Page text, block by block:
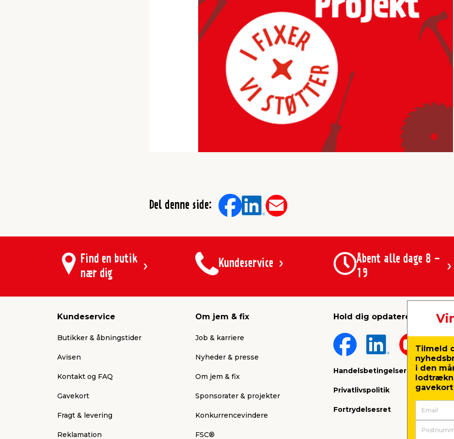
Del denne side:
Find en butik
nær dig
Kundeservice
Åbent alle dage 8 -
19
Kundeservice
Butikker & åbningstider
Avisen
Kontakt og FAQ
Gavekort
Fragt & levering
Reklamation
Om jem & fix
Job & karriere
Nyheder & presse
Om jem & fix
Sponsorater & projekter
Konkurrencevindere
FSC®
Hold dig opdateret
Handelsbetingelser
Privatlivspolitik
Fortrydelsesret
Tilmeld
i den
gavekort